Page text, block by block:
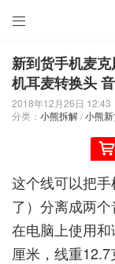

新到货手机麦
机耳麦转换头
2018年12月26日 12:43
分类： 小熊拆解/小熊
这个线可以把
了）分离成两
在电脑上使用
厘米，线重12.7